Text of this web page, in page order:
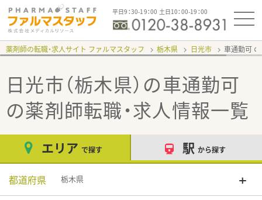
平日9：30-19：00 土日10：00-19：00
薬剤師の転職・求人サイト ファルマスタッフ 栃木県 日光市 車通勤可
日光市（栃木県）の車通勤可
の薬剤師転職・求人情報一覧
エリア で探す 駅 から探す
都道府県 栃木県